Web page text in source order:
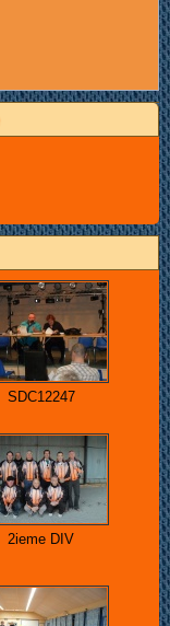
SDC12247
2ieme DIV